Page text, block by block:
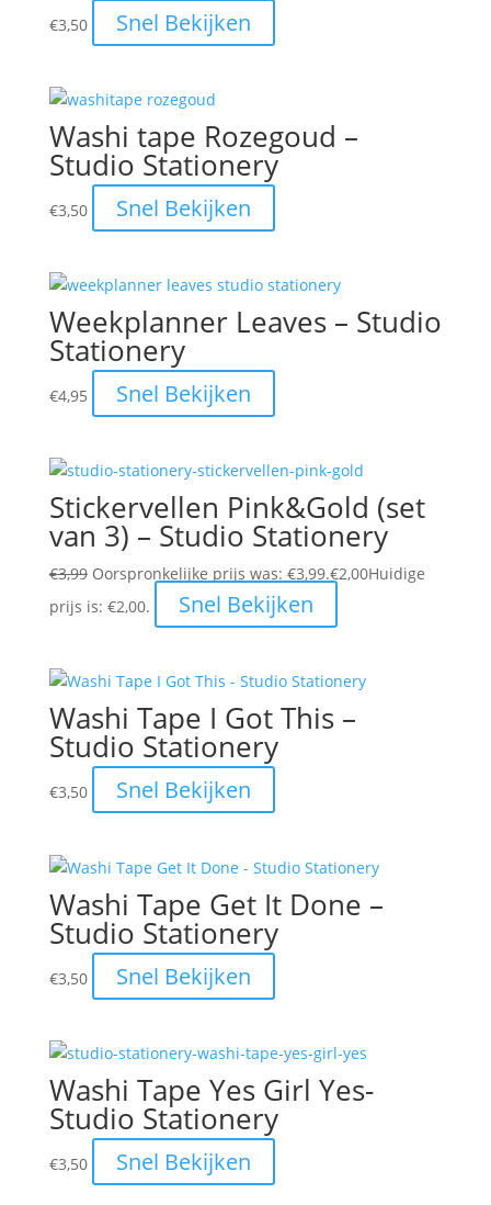
€3,50 Snel Bekijken
Washi tape Rozegoud –
Studio Stationery
€3,50 Snel Bekijken
Weekplanner Leaves – Studio
Stationery
€4,95 Snel Bekijken
Stickervellen Pink&Gold (set
van 3) – Studio Stationery
€3,99 Oorspronkelijke prijs was: €3,99.€2,00Huidige
prijs is: €2,00.
Snel Bekijken
Washi Tape I Got This –
Studio Stationery
€3,50 Snel Bekijken
Washi Tape Get It Done –
Studio Stationery
€3,50 Snel Bekijken
Washi Tape Yes Girl Yes-
Studio Stationery
€3,50 Snel Bekijken